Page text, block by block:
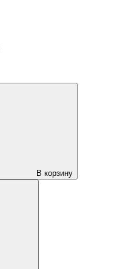
В корзину